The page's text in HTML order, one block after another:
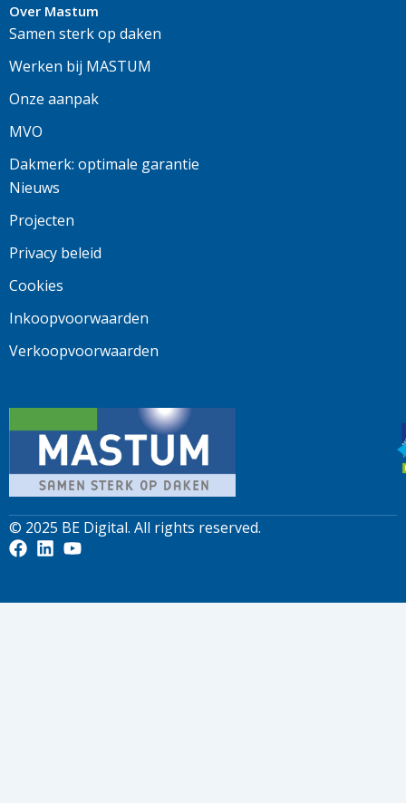
Over Mastum
Samen sterk op daken
Werken bij MASTUM
Onze aanpak
MVO
Dakmerk: optimale garantie
Nieuws
Projecten
Privacy beleid
Cookies
Inkoopvoorwaarden
Verkoopvoorwaarden
© 2025 BE Digital. All rights reserved.